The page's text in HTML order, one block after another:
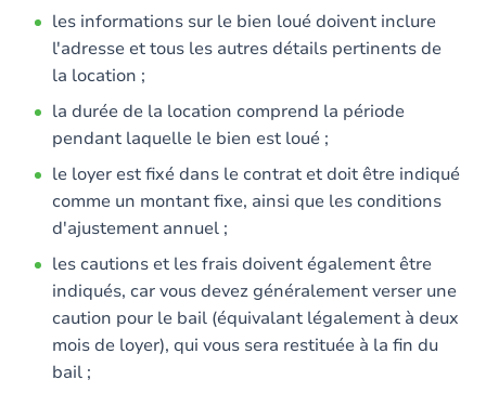
les informations sur le bien loué doivent inclure
l'adresse et tous les autres détails pertinents de
la location ;
la durée de la location comprend la période
pendant laquelle le bien est loué ;
le loyer est fixé dans le contrat et doit être indiqué
comme un montant fixe, ainsi que les conditions
d'ajustement annuel ;
les cautions et les frais doivent également être
indiqués, car vous devez généralement verser une
caution pour le bail (équivalant légalement à deux
mois de loyer), qui vous sera restituée à la fin du
bail ;